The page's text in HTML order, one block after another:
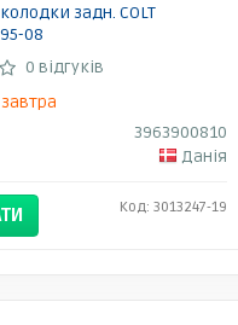
задн. COLT
08
0 відгуків
3963900810
Данія
Код: 3013247-19